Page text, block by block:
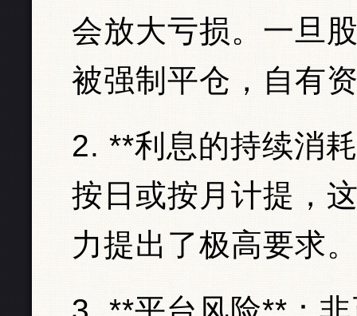
会放大亏损。一旦
被强制平仓，自有
2. **利息的持续消
按日或按月计提，
力提出了极高要求